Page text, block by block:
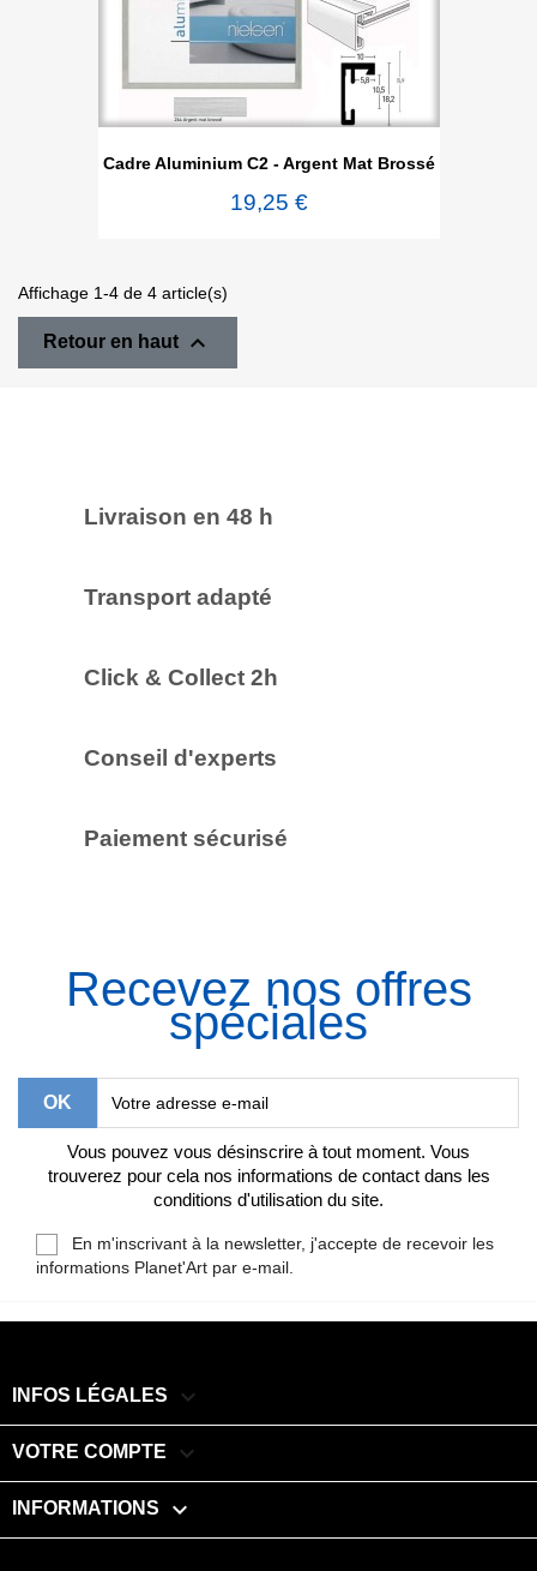
Cadre Aluminium C2 - Argent Mat Brossé
19,25 €
Affichage 1-4 de 4 article(s)
Retour en haut 
Livraison en 48 h
Transport adapté
Click & Collect 2h
Conseil d'experts
Paiement sécurisé
Recevez nos offres
spéciales
Vous pouvez vous désinscrire à tout moment. Vous
trouverez pour cela nos informations de contact dans les
conditions d'utilisation du site.
En m'inscrivant à la newsletter, j'accepte de recevoir les
informations Planet'Art par e-mail.
INFOS LÉGALES 
VOTRE COMPTE 
INFORMATIONS keyboard_arrow_down